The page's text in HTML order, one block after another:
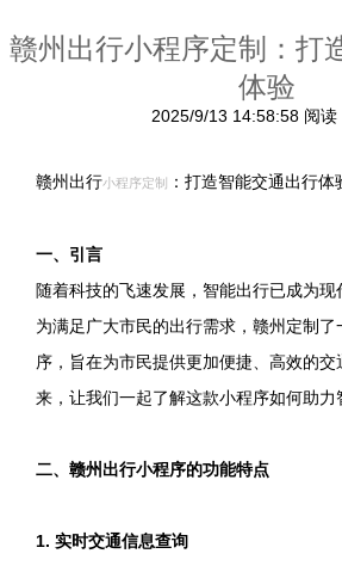
赣州出行小程序定制：打
体验
2025/9/13 14:58:58 阅读
赣州出行小程序定制 ：打造智能交通出行体
一、引言
随着科技的飞速发展，智能出行已成为现
为满足广大市民的出行需求，赣州定制了
序，旨在为市民提供更加便捷、高效的
来，让我们一起了解这款小程序如何助力
二、赣州出行小程序的功能特点
1. 实时交通信息查询